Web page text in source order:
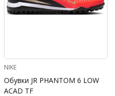
NIKE
Обувки JR PHANTOM 6 LOW
ACAD TF